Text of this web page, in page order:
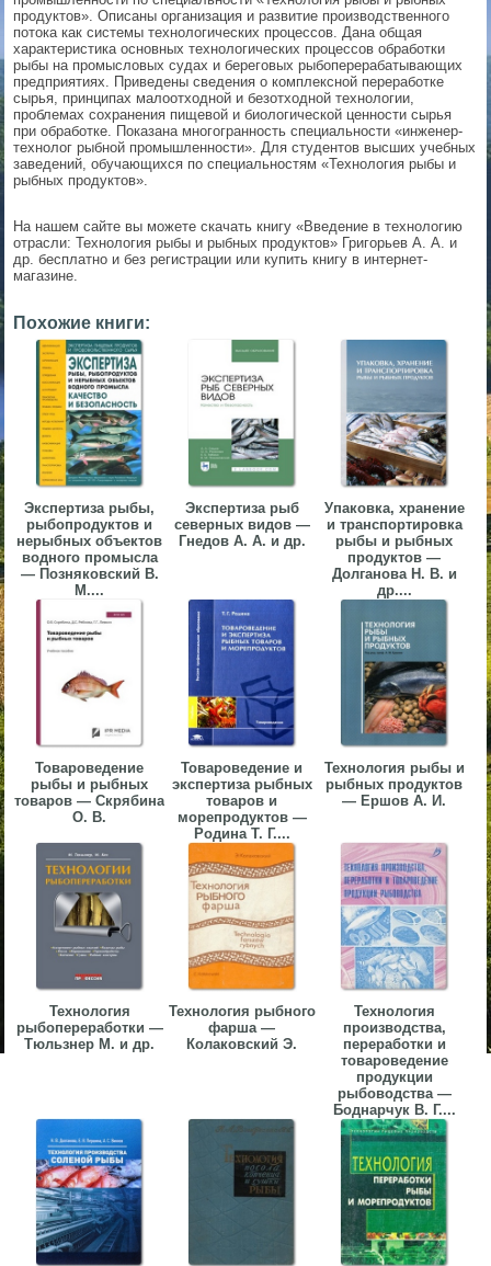
продуктов». Описаны организация и развитие производственного
потока как системы технологических процессов. Дана общая
характеристика основных технологических процессов обработки
рыбы на промысловых судах и береговых рыбоперерабатывающих
предприятиях. Приведены сведения о комплексной переработке
сырья, принципах малоотходной и безотходной технологии,
проблемах сохранения пищевой и биологической ценности сырья
при обработке. Показана многогранность специальности «инженер-
технолог рыбной промышленности». Для студентов высших учебных
заведений, обучающихся по специальностям «Технология рыбы и
рыбных продуктов».
На нашем сайте вы можете скачать книгу «Введение в технологию
отрасли: Технология рыбы и рыбных продуктов» Григорьев А. А. и
др. бесплатно и без регистрации или купить книгу в интернет-
магазине.
Похожие книги:
Экспертиза рыбы,
рыбопродуктов и
нерыбных объектов
водного промысла
— Позняковский В.
М....
Экспертиза рыб
северных видов —
Гнедов А. А. и др.
Упаковка, хранение
и транспортировка
рыбы и рыбных
продуктов —
Долганова Н. В. и
др....
Товароведение
рыбы и рыбных
товаров — Скрябина
О. В.
Товароведение и
экспертиза рыбных
товаров и
морепродуктов —
Родина Т. Г....
Технология рыбы и
рыбных продуктов
— Ершов А. И.
Технология
рыбопереработки —
Тюльзнер М. и др.
Технология рыбного
фарша —
Колаковский Э.
Технология
производства,
переработки и
товароведение
продукции
рыбоводства —
Боднарчук В. Г....
▼
▼
▼